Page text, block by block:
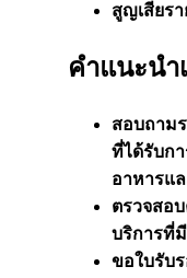
สูญเสียร
คำแนะนำ
สอบถาม
ที่ได้รับก
อาหารแ
ตรวจสอ
บริการที่
ขอใบรับ